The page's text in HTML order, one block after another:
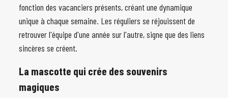
fonction des vacanciers présents, créant une dynamique
unique à chaque semaine. Les réguliers se réjouissent de
retrouver l'équipe d'une année sur l'autre, signe que des liens
sincères se créent.
La mascotte qui crée des souvenirs
magiques